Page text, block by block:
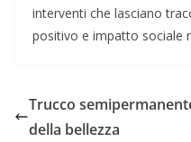
interventi che lasciano
positivo e impatto sociale
Trucco
della bellezza